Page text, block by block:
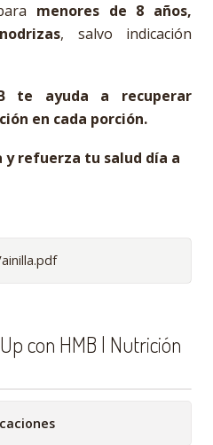
menores de 8 años,
, salvo indicación
te ayuda a recuperar
en cada porción.
y refuerza tu salud día a
con HMB | Nutrición